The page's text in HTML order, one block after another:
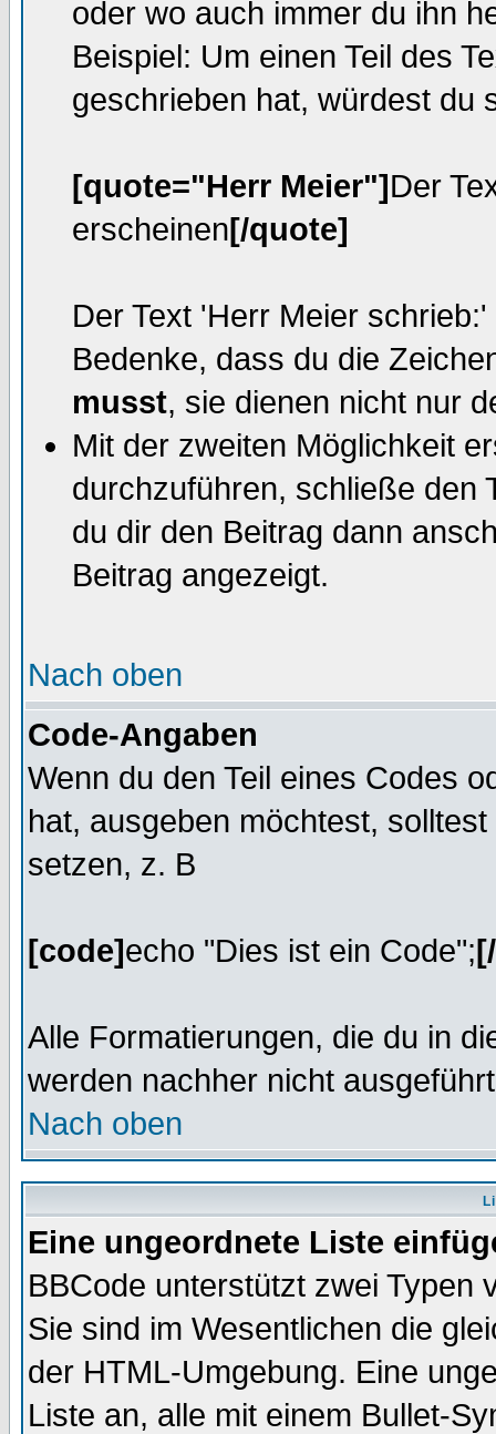
oder wo auch immer du ihn
Beispiel: Um einen Teil des
geschrieben hat, würdest du
[quote="Herr Meier"]Der
erscheinen[/quote]
Der Text 'Herr Meier
Bedenke, dass du die
musst, sie dienen nicht nur
Mit der zweiten Möglichkeit
durchzuführen, schließe den
du dir den Beitrag dann
Beitrag angezeigt.
Nach oben
Code-Angaben
Wenn du den Teil eines Codes
hat, ausgeben möchtest,
setzen, z. B
[code]echo "Dies ist ein Code";
Alle Formatierungen, die du in
werden nachher nicht
Nach oben
Eine ungeordnete Liste
BBCode unterstützt zwei Typen
Sie sind im Wesentlichen die
der HTML-Umgebung. Eine
Liste an, alle mit einem Bullet-